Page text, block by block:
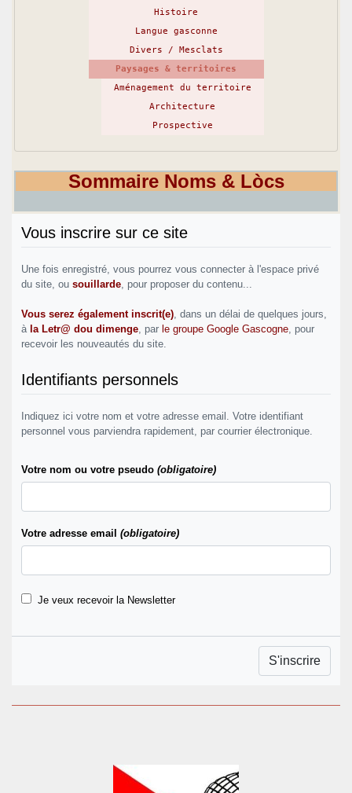
Histoire
Langue gasconne
Divers / Mesclats
Paysages & territoires
Aménagement du territoire
Architecture
Prospective
Sommaire Noms & Lòcs
Vous inscrire sur ce site
Une fois enregistré, vous pourrez vous connecter à l'espace privé
du site, ou souillarde , pour proposer du contenu...
Vous serez également inscrit(e), dans un délai de quelques jours,
à la Letr@ dou dimenge, par le groupe Google Gascogne, pour
recevoir les nouveautés du site.
Identifiants personnels
Indiquez ici votre nom et votre adresse email. Votre identifiant
personnel vous parviendra rapidement, par courrier électronique.
Votre nom ou votre pseudo (obligatoire)
Votre adresse email (obligatoire)
Je veux recevoir la Newsletter